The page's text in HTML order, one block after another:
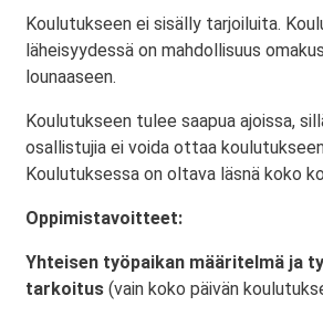
Koulutukseen ei sisälly tarjoiluita.
läheisyydessä on mahdollisuus
lounaaseen.
Koulutukseen tulee saapua ajoissa,
osallistujia ei voida ottaa
Koulutuksessa on oltava läsnä koko
Oppimistavoitteet:
Yhteisen työpaikan määritelmä ja
tarkoitus (vain koko päivän